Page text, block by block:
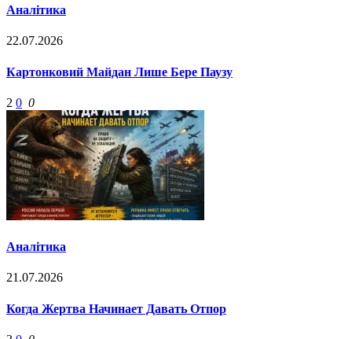
Аналітика
22.07.2026
Картонковий Майдан Лише Бере Паузу
2 0 0
Аналітика
21.07.2026
Когда Жертва Начинает Давать Отпор